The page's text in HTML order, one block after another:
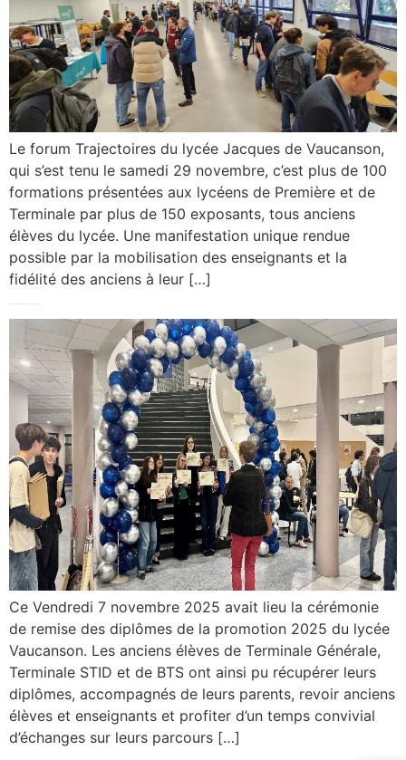
Le forum Trajectoires du lycée Jacques de Vaucanson,
qui s’est tenu le samedi 29 novembre, c’est plus de 100
formations présentées aux lycéens de Première et de
Terminale par plus de 150 exposants, tous anciens
élèves du lycée. Une manifestation unique rendue
possible par la mobilisation des enseignants et la
fidélité des anciens à leur […]
Ce Vendredi 7 novembre 2025 avait lieu la cérémonie
de remise des diplômes de la promotion 2025 du lycée
Vaucanson. Les anciens élèves de Terminale Générale,
Terminale STID et de BTS ont ainsi pu récupérer leurs
diplômes, accompagnés de leurs parents, revoir anciens
élèves et enseignants et profiter d’un temps convivial
d’échanges sur leurs parcours […]